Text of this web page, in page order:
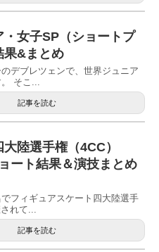
・女子SP（ショートプ
果&まとめ
デブレツェンで、世界ジュニア
そこ...
記事を読む
大陸選手権（4CC）
ート結果＆演技まとめ
フィギュアスケート四大陸選手
れて...
記事を読む